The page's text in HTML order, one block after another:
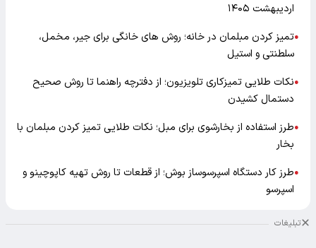
اردیبهشت ۱۴۰۵
●تمیز کردن مبلمان در خانه؛ روش های خانگی برای جیر، مخمل،
سلطنتی و استیل
●نکات طلایی تمیزکاری تلویزیون؛ از دفترچه راهنما تا روش صحیح
دستمال کشیدن
●طرز استفاده از بخارشوی برای مبل؛ نکات طلایی تمیز کردن مبلمان با
بخار
●طرز کار دستگاه اسپرسوساز بوش؛ از قطعات تا روش تهیه کاپوچینو و
اسپرسو
تبلیغات